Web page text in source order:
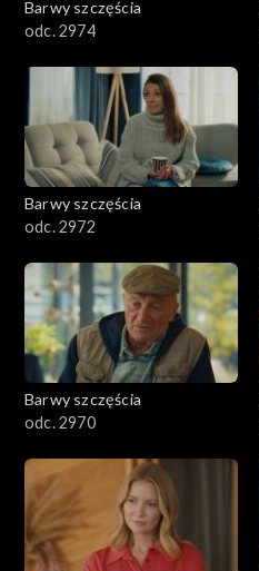
Barwy szczęścia
odc. 2974
Barwy szczęścia
odc. 2972
Barwy szczęścia
odc. 2970